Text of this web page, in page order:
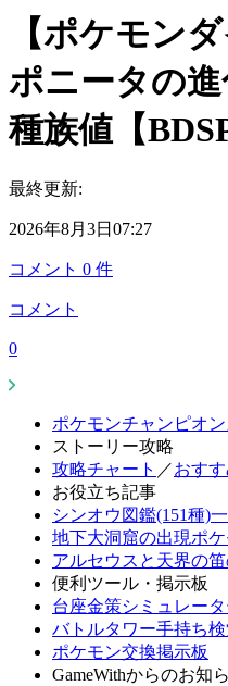
【ポケモン
ポニータの
種族値【BDSP
最終更新:
2026年8月3日07:27
コメント 0 件
コメント
0
ポケモンチャンピオ
ストーリー攻略
攻略チャート ／おす
お役立ち記事
シンオウ図鑑(151種)
地下大洞窟の出現ポ
アルセウスと天界の
便利ツール・掲示板
台座金策シミュレータ
バトルタワー手持ち
ポケモン交換掲示板
GameWithからのお知